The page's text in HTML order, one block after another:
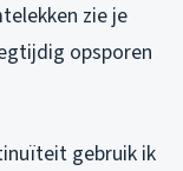
zie je
opsporen
gebruik ik